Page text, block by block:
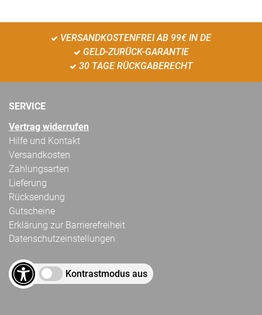
VERSANDKOSTENFREI AB 99€ IN DE
GELD-ZURÜCK-GARANTIE
30 TAGE RÜCKGABERECHT
SERVICE
Vertrag widerrufen
Hilfe und Kontakt
Versandkosten
Zahlungsarten
Lieferung
Rücksendung
Gutscheine
Erklärung zur Barrierefreiheit
Datenschutzeinstellungen
Kontrastmodus aus